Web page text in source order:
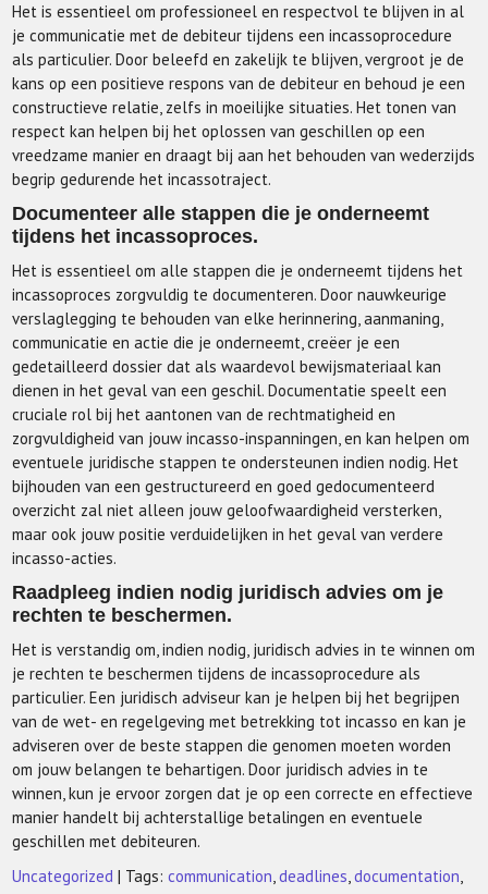
Het is essentieel om professioneel en respectvol te blijven in al
je communicatie met de debiteur tijdens een incassoprocedure
als particulier. Door beleefd en zakelijk te blijven, vergroot je de
kans op een positieve respons van de debiteur en behoud je een
constructieve relatie, zelfs in moeilijke situaties. Het tonen van
respect kan helpen bij het oplossen van geschillen op een
vreedzame manier en draagt bij aan het behouden van wederzijds
begrip gedurende het incassotraject.
Documenteer alle stappen die je onderneemt
tijdens het incassoproces.
Het is essentieel om alle stappen die je onderneemt tijdens het
incassoproces zorgvuldig te documenteren. Door nauwkeurige
verslaglegging te behouden van elke herinnering, aanmaning,
communicatie en actie die je onderneemt, creëer je een
gedetailleerd dossier dat als waardevol bewijsmateriaal kan
dienen in het geval van een geschil. Documentatie speelt een
cruciale rol bij het aantonen van de rechtmatigheid en
zorgvuldigheid van jouw incasso-inspanningen, en kan helpen om
eventuele juridische stappen te ondersteunen indien nodig. Het
bijhouden van een gestructureerd en goed gedocumenteerd
overzicht zal niet alleen jouw geloofwaardigheid versterken,
maar ook jouw positie verduidelijken in het geval van verdere
incasso-acties.
Raadpleeg indien nodig juridisch advies om je
rechten te beschermen.
Het is verstandig om, indien nodig, juridisch advies in te winnen om
je rechten te beschermen tijdens de incassoprocedure als
particulier. Een juridisch adviseur kan je helpen bij het begrijpen
van de wet- en regelgeving met betrekking tot incasso en kan je
adviseren over de beste stappen die genomen moeten worden
om jouw belangen te behartigen. Door juridisch advies in te
winnen, kun je ervoor zorgen dat je op een correcte en effectieve
manier handelt bij achterstallige betalingen en eventuele
geschillen met debiteuren.
Uncategorized | Tags:communication,deadlines,documentation,